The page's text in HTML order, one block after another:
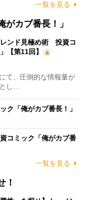
一覧を見る
カブ番長！」
レンド見極め術 投資コ
【第11回】
て、圧倒的な情報量が
し…
ク「俺がカブ番長！」
コミック「俺がカブ番
一覧を見る
！